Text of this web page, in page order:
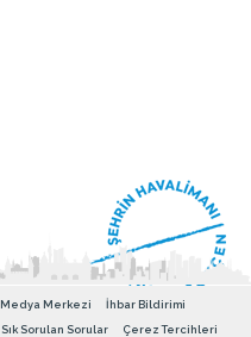
Medya Merkezi
İhbar Bildirimi
Sık Sorulan Sorular Çerez Tercihleri